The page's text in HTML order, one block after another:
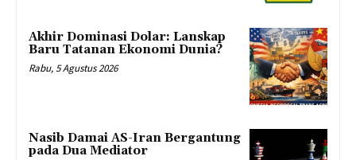
Akhir Dominasi Dolar: Lanskap
Baru Tatanan Ekonomi Dunia?
Rabu, 5 Agustus 2026
Nasib Damai AS-Iran Bergantung
pada Dua Mediator